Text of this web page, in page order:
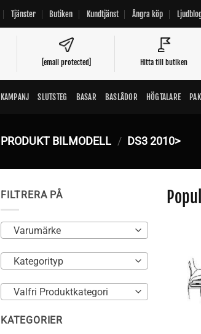
Tjänster Butiken Kundtjänst Ångra köp
[email protected] Hitta till butiken
KAMPANJ SLUTSTEG BASAR BASLÅDOR HÖGTALARE
PRODUKT BILMODELL / DS3 2010>
FILTRERA PÅ
Varumärke
Kategorityp
Valfri Produktkategori
KATEGORIER